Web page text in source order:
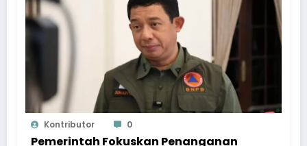
Kontributor 0
Pemerintah Fokuskan Penanganan